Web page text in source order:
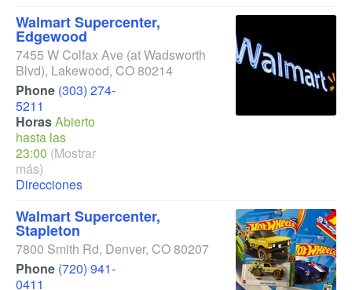
Walmart Supercenter,
Edgewood
7455 W Colfax Ave (at Wadsworth
Blvd), Lakewood, CO80214
Phone (303) 274-
5211
HorasAbierto
hasta las
23:00 (Mostrar
más)
Direcciones
Walmart Supercenter,
Stapleton
7800 Smith Rd, Denver, CO80207
Phone (720) 941-
0411